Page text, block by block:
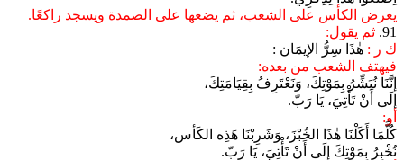
يعرض الكأس على الشعب، ثم يضعها على الصمدة ويسجد راكعًا.
91. ثم يقول:
ك ر : هٰذَا سِرُّ الإيمَان :
فيهتف الشعب من بعده:
إنَّنَا نُبَشِّرُ بِمَوْتِكَ، وَنَعْتَرِفُ بِقِيَامَتِكَ،
إلَى أَنْ تَأْتِيَ، يَا رَبّ.
أو:
كُلَّمَا أَكَلْنَا هٰذَا الخُبْزَ، وَشَرِبْنَا هَذِه الكَأس،
نُخْبِرُ بِمَوْتِكَ إلَى أَنْ تَأْتِيَ، يَا رَبّ.